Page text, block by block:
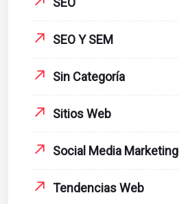
SEO Y SEM
Sin Categoría
Sitios Web
Social Media Marketing
Tendencias Web